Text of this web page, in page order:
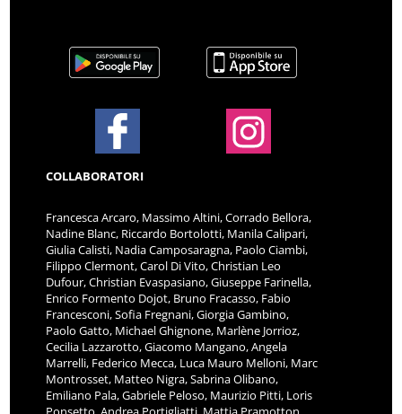
COLLABORATORI
Francesca Arcaro, Massimo Altini, Corrado Bellora,
Nadine Blanc, Riccardo Bortolotti, Manila Calipari,
Giulia Calisti, Nadia Camposaragna, Paolo Ciambi,
Filippo Clermont, Carol Di Vito, Christian Leo
Dufour, Christian Evaspasiano, Giuseppe Farinella,
Enrico Formento Dojot, Bruno Fracasso, Fabio
Francesconi, Sofia Fregnani, Giorgia Gambino,
Paolo Gatto, Michael Ghignone, Marlène Jorrioz,
Cecilia Lazzarotto, Giacomo Mangano, Angela
Marrelli, Federico Mecca, Luca Mauro Melloni, Marc
Montrosset, Matteo Nigra, Sabrina Olibano,
Emiliano Pala, Gabriele Peloso, Maurizio Pitti, Loris